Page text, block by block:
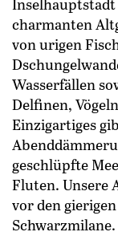
Inselhauptstadt
charmanten
von urigen
Wasserfällen
Delfinen,
Einzigartiges
geschlüpfte
Fluten. Unsere
vor den
Schwarzmilane.